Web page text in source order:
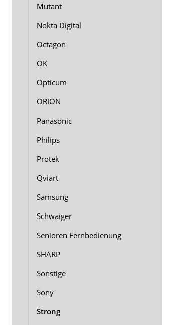
Mutant
Nokta Digital
Octagon
OK
Opticum
ORION
Panasonic
Philips
Protek
Qviart
Samsung
Schwaiger
Senioren Fernbedienung
SHARP
Sonstige
Sony
Strong